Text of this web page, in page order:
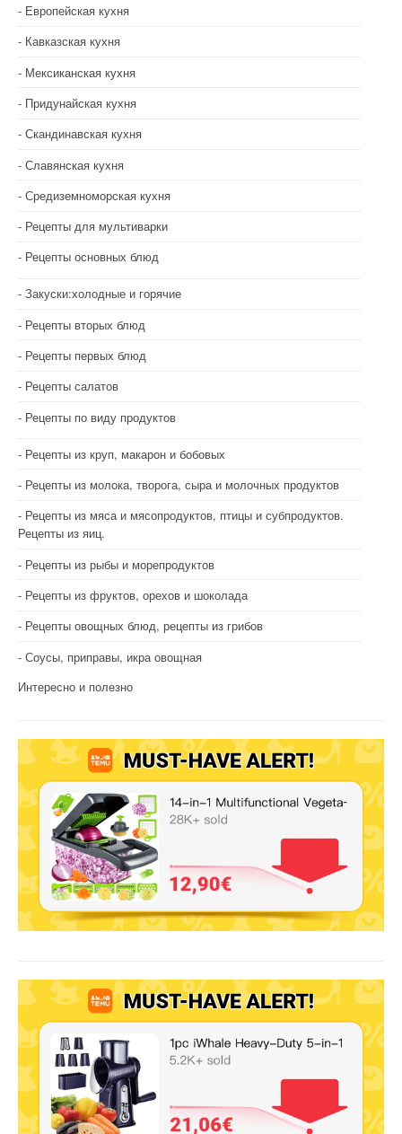
Европейская кухня
Кавказская кухня
Мексиканская кухня
Придунайская кухня
Скандинавская кухня
Славянская кухня
Средиземноморская кухня
Рецепты для мультиварки
Рецепты основных блюд
Закуски:холодные и горячие
Рецепты вторых блюд
Рецепты первых блюд
Рецепты салатов
Рецепты по виду продуктов
Рецепты из круп, макарон и бобовых
Рецепты из молока, творога, сыра и молочных продуктов
Рецепты из мяса и мясопродуктов, птицы и субпродуктов.
Рецепты из яиц.
Рецепты из рыбы и морепродуктов
Рецепты из фруктов, орехов и шоколада
Рецепты овощных блюд, рецепты из грибов
Соусы, приправы, икра овощная
Интересно и полезно